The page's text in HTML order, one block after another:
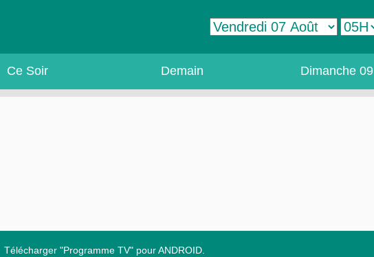
Ce Soir Demain Dimanche 09
Télécharger "Programme TV" pour ANDROID.